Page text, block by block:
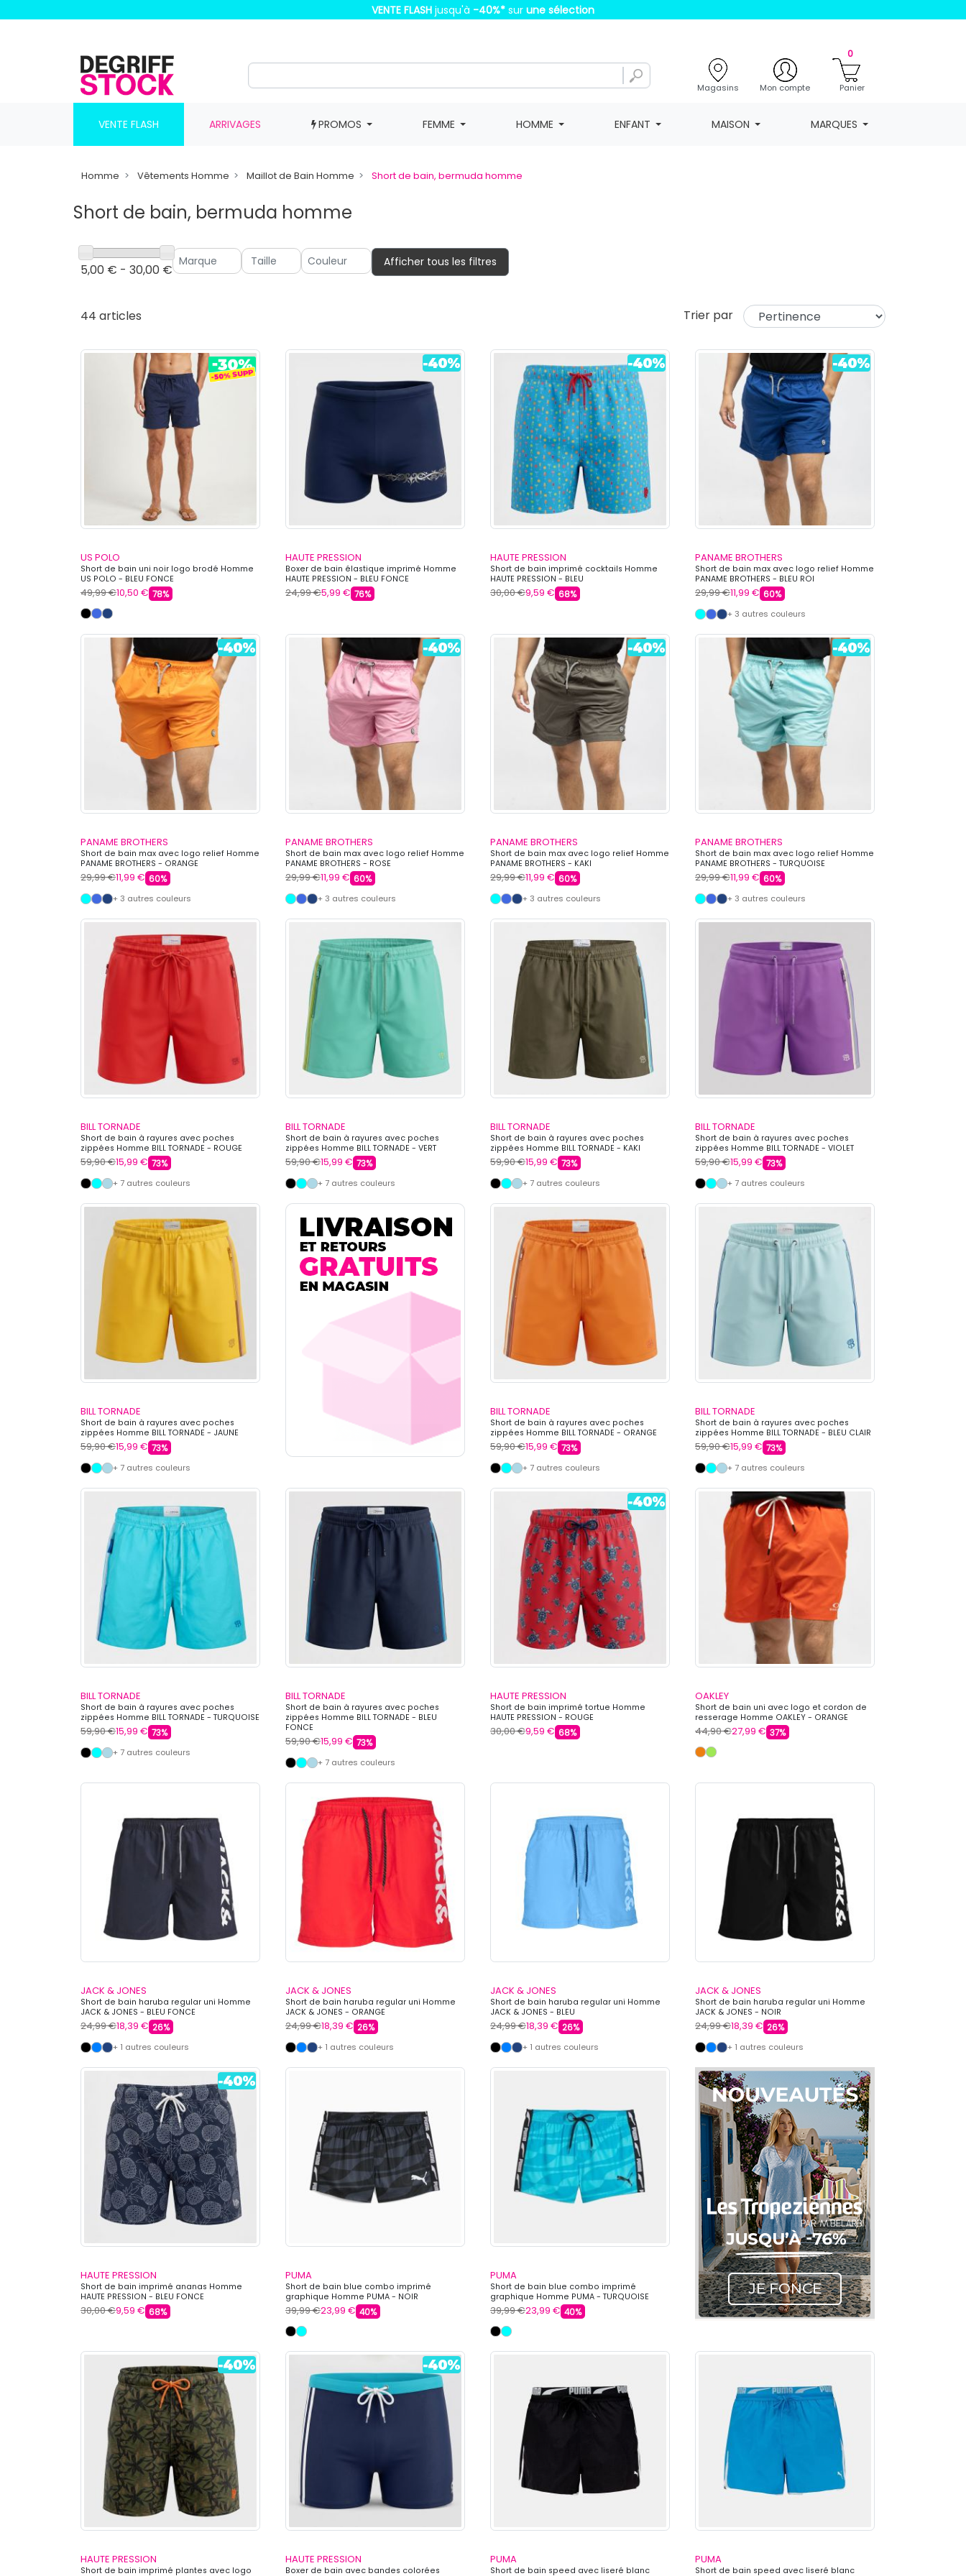
VENTE FLASH jusqu'à -40%* sur une sélection
Magasins Mon compte
0
Panier
VENTE FLASH ARRIVAGES PROMOS FEMME HOMME ENFANT MAISON MARQUES
Homme Vêtements Homme Maillot de Bain Homme Short de bain, bermuda homme
Short de bain, bermuda homme
5,00 € - 30,00 €
Afficher tous les filtres
44 articles Trier par
US POLO
Short de bain uni noir logo brodé Homme
US POLO - BLEU FONCE
49,99 €10,50 € 78%
HAUTE PRESSION
Boxer de bain élastique imprimé Homme
HAUTE PRESSION - BLEU FONCE
24,99 €5,99 € 76%
HAUTE PRESSION
Short de bain imprimé cocktails Homme
HAUTE PRESSION - BLEU
30,00 €9,59 € 68%
PANAME BROTHERS
Short de bain max avec logo relief Homme
PANAME BROTHERS - BLEU ROI
29,99 €11,99 € 60%
+ 3 autres couleurs
PANAME BROTHERS
Short de bain max avec logo relief Homme
PANAME BROTHERS - ORANGE
29,99 €11,99 € 60%
+ 3 autres couleurs
PANAME BROTHERS
Short de bain max avec logo relief Homme
PANAME BROTHERS - ROSE
29,99 €11,99 € 60%
+ 3 autres couleurs
PANAME BROTHERS
Short de bain max avec logo relief Homme
PANAME BROTHERS - KAKI
29,99 €11,99 € 60%
+ 3 autres couleurs
PANAME BROTHERS
Short de bain max avec logo relief Homme
PANAME BROTHERS - TURQUOISE
29,99 €11,99 € 60%
+ 3 autres couleurs
BILL TORNADE
Short de bain à rayures avec poches
zippées Homme BILL TORNADE - ROUGE
59,90 €15,99 € 73%
+ 7 autres couleurs
BILL TORNADE
Short de bain à rayures avec poches
zippées Homme BILL TORNADE - VERT
59,90 €15,99 € 73%
+ 7 autres couleurs
BILL TORNADE
Short de bain à rayures avec poches
zippées Homme BILL TORNADE - KAKI
59,90 €15,99 € 73%
+ 7 autres couleurs
BILL TORNADE
Short de bain à rayures avec poches
zippées Homme BILL TORNADE - VIOLET
59,90 €15,99 € 73%
+ 7 autres couleurs
BILL TORNADE
Short de bain à rayures avec poches
zippées Homme BILL TORNADE - JAUNE
59,90 €15,99 € 73%
+ 7 autres couleurs
BILL TORNADE
Short de bain à rayures avec poches
zippées Homme BILL TORNADE - ORANGE
59,90 €15,99 € 73%
+ 7 autres couleurs
BILL TORNADE
Short de bain à rayures avec poches
zippées Homme BILL TORNADE - BLEU CLAIR
59,90 €15,99 € 73%
+ 7 autres couleurs
BILL TORNADE
Short de bain à rayures avec poches
zippées Homme BILL TORNADE - TURQUOISE
59,90 €15,99 € 73%
+ 7 autres couleurs
BILL TORNADE
Short de bain à rayures avec poches
zippées Homme BILL TORNADE - BLEU
FONCE
59,90 €15,99 € 73%
+ 7 autres couleurs
HAUTE PRESSION
Short de bain imprimé tortue Homme
HAUTE PRESSION - ROUGE
30,00 €9,59 € 68%
OAKLEY
Short de bain uni avec logo et cordon de
resserage Homme OAKLEY - ORANGE
44,90 €27,99 € 37%
JACK & JONES
Short de bain haruba regular uni Homme
JACK & JONES - BLEU FONCE
24,99 €18,39 € 26%
+ 1 autres couleurs
JACK & JONES
Short de bain haruba regular uni Homme
JACK & JONES - ORANGE
24,99 €18,39 € 26%
+ 1 autres couleurs
JACK & JONES
Short de bain haruba regular uni Homme
JACK & JONES - BLEU
24,99 €18,39 € 26%
+ 1 autres couleurs
JACK & JONES
Short de bain haruba regular uni Homme
JACK & JONES - NOIR
24,99 €18,39 € 26%
+ 1 autres couleurs
HAUTE PRESSION
Short de bain imprimé ananas Homme
HAUTE PRESSION - BLEU FONCE
30,00 €9,59 € 68%
PUMA
Short de bain blue combo imprimé
graphique Homme PUMA - NOIR
39,99 €23,99 € 40%
PUMA
Short de bain blue combo imprimé
graphique Homme PUMA - TURQUOISE
39,99 €23,99 € 40%
HAUTE PRESSION
Short de bain imprimé plantes avec logo
HAUTE PRESSION
Boxer de bain avec bandes colorées
PUMA
Short de bain speed avec liseré blanc
PUMA
Short de bain speed avec liseré blanc